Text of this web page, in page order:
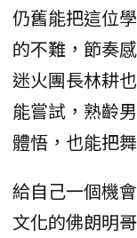
仍舊能把這位
的不難，節奏
迷火團長林耕
能嘗試，熟齡
體悟，也能把
給自己一個機
文化的佛朗明